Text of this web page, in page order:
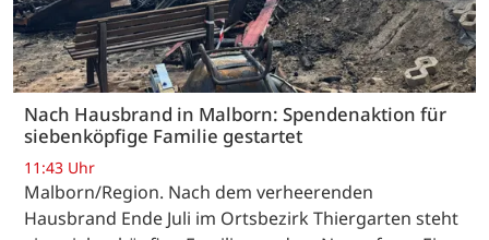
Nach Hausbrand in Malborn: Spendenaktion für
siebenköpfige Familie gestartet
11:43 Uhr
Malborn/Region. Nach dem verheerenden
Hausbrand Ende Juli im Ortsbezirk Thiergarten steht